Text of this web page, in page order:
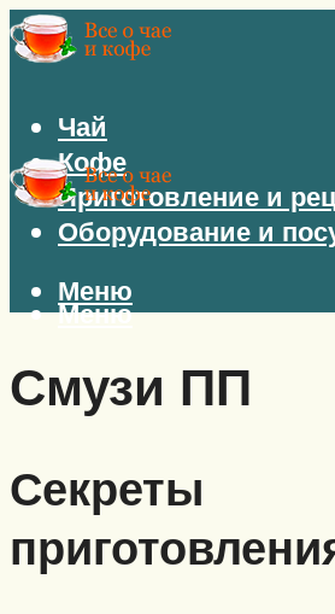
Чай
Кофе
Приготовление и
Оборудование и
Меню
Меню
Смузи ПП
Секреты